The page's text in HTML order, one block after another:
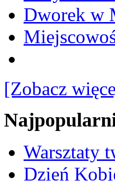
Dworek w
[Zobacz
Warsztaty
Dzień